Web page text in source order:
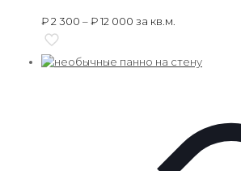
₽2 300 –₽12 000 за кв.м.